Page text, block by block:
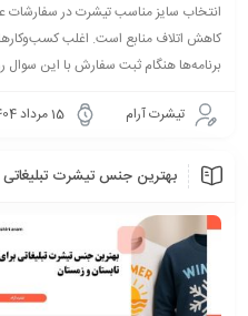
انتخاب سایز مناسب تیشرت در سفارشات
کاهش اتلاف منابع است. اغلب
برنامه‌ها هنگام ثبت سفارش با این
تیشرت آرام 15 مرداد 1404
بهترین جنس تیشرت تبلیغاتی